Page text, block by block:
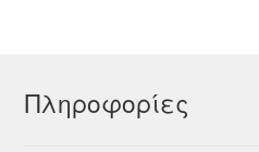
Πληροφορίες